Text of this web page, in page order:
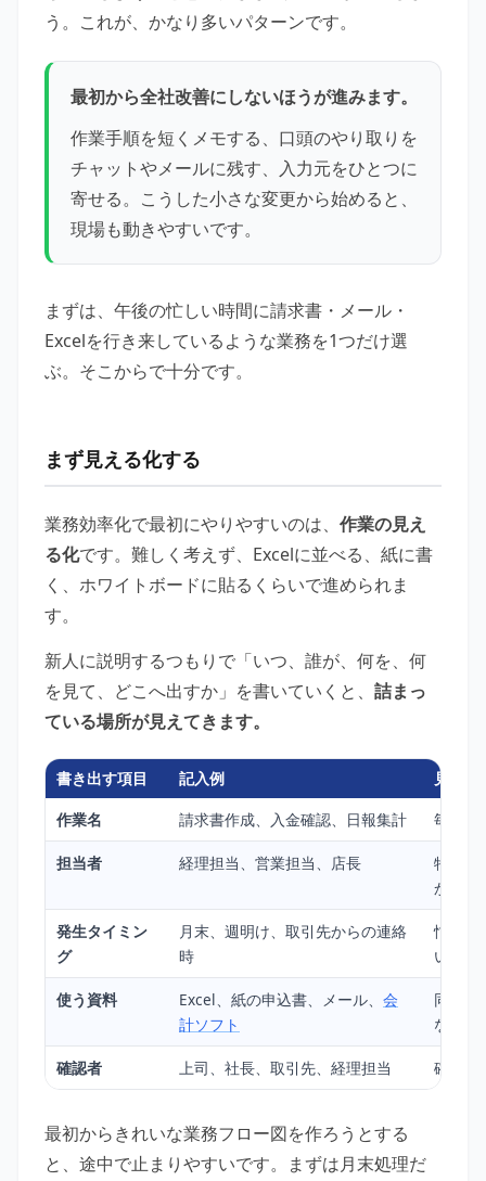
う。これが、かなり多いパターンです。
最初から全社改善にしないほうが進みます。
作業手順を短くメモする、口頭のやり取りを
チャットやメールに残す、入力元をひとつに
寄せる。こうした小さな変更から始めると、
現場も動きやすいです。
まずは、午後の忙しい時間に請求書・メール・
Excelを行き来しているような業務を1つだけ選
ぶ。そこからで十分です。
まず見える化する
業務効率化で最初にやりやすいのは、 作業の見え
る化です。難しく考えず、Excelに並べる、紙に書
く、ホワイトボードに貼るくらいで進められま
す。
新人に説明するつもりで「いつ、誰が、何を、何
を見て、どこへ出すか」を書いていくと、 詰まっ
ている場所が見えてきます。
書き出す項目 記入例
見ると
作業名
請求書作成、入金確認、日報集計 毎月・
担当者 経理担当、営業担当、店長
特定の
か
発生タイミン
グ
月末、週明け、取引先からの連絡
時
忙しい
いか
使う資料 Excel、紙の申込書、メール、 会
計ソフト
同じ内
ないか
確認者 上司、社長、取引先、経理担当 確認者
最初からきれいな業務フロー図を作ろうとする
と、途中で止まりやすいです。まずは月末処理だ